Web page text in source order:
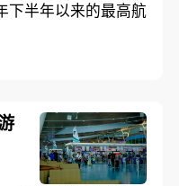
下半年以来的最高航